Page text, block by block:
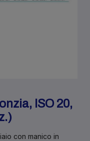
ISO 20,
con manico in